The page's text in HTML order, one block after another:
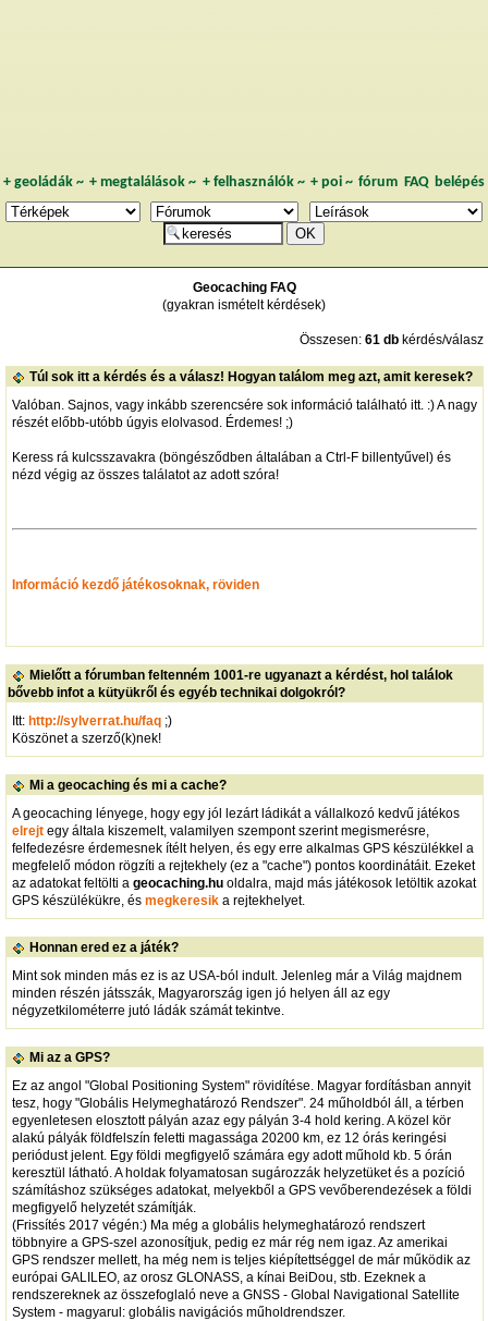
+ geoládák~ +megtalálások ~ + felhasználók~ + poi~ fórum FAQ belépés
Geocaching FAQ
(gyakran ismételt kérdések)
Összesen: 61 dbkérdés/válasz
Túl sok itt a kérdés és a válasz! Hogyan találom meg azt, amit keresek?
Valóban. Sajnos, vagy inkább szerencsére sok információ található itt. :) A nagy
részét előbb-utóbb úgyis elolvasod. Érdemes! ;)
Keress rá kulcsszavakra (böngésződben általában a Ctrl-F billentyűvel) és
nézd végig az összes találatot az adott szóra!
Információ kezdő játékosoknak, röviden
Mielőtt a fórumban feltenném 1001-re ugyanazt a kérdést, hol találok
bővebb infot a kütyükről és egyéb technikai dolgokról?
Itt: http://sylverrat.hu/faq;)
Köszönet a szerző(k)nek!
Mi a geocaching és mi a cache?
A geocaching lényege, hogy egy jól lezárt ládikát a vállalkozó kedvű játékos
elrejtegy általa kiszemelt, valamilyen szempont szerint megismerésre,
felfedezésre érdemesnek ítélt helyen, és egy erre alkalmas GPS készülékkel a
megfelelő módon rögzíti a rejtekhely (ez a "cache") pontos koordinátáit. Ezeket
az adatokat feltölti a geocaching.huoldalra, majd más játékosok letöltik azokat
GPS készülékükre, és megkeresika rejtekhelyet.
Honnan ered ez a játék?
Mint sok minden más ez is az USA-ból indult. Jelenleg már a Világ majdnem
minden részén játsszák, Magyarország igen jó helyen áll az egy
négyzetkilométerre jutó ládák számát tekintve.
Mi az a GPS?
Ez az angol "Global Positioning System" rövidítése. Magyar fordításban annyit
tesz, hogy "Globális Helymeghatározó Rendszer". 24 műholdból áll, a térben
egyenletesen elosztott pályán azaz egy pályán 3-4 hold kering. A közel kör
alakú pályák földfelszín feletti magassága 20200 km, ez 12 órás keringési
periódust jelent. Egy földi megfigyelő számára egy adott műhold kb. 5 órán
keresztül látható. A holdak folyamatosan sugározzák helyzetüket és a pozíció
számításhoz szükséges adatokat, melyekből a GPS vevőberendezések a földi
megfigyelő helyzetét számítják.
(Frissítés 2017 végén:) Ma még a globális helymeghatározó rendszert
többnyire a GPS-szel azonosítjuk, pedig ez már rég nem igaz. Az amerikai
GPS rendszer mellett, ha még nem is teljes kiépítettséggel de már működik az
európai GALILEO, az orosz GLONASS, a kínai BeiDou, stb. Ezeknek a
rendszereknek az összefoglaló neve a GNSS - Global Navigational Satellite
System - magyarul: globális navigációs műholdrendszer.